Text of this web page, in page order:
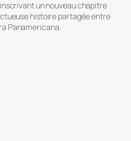
un nouveau chapitre
histoire partagée entre
Panamericana.